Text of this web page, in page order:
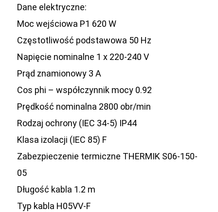
Dane elektryczne:
Moc wejściowa P1 620 W
Częstotliwość podstawowa 50 Hz
Napięcie nominalne 1 x 220-240 V
Prąd znamionowy 3 A
Cos phi – współczynnik mocy 0.92
Prędkość nominalna 2800 obr/min
Rodzaj ochrony (IEC 34-5) IP44
Klasa izolacji (IEC 85) F
Zabezpieczenie termiczne THERMIK S06-150-
05
Długość kabla 1.2 m
Typ kabla H05VV-F